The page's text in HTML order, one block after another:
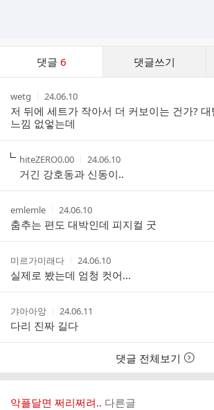
댓글 6 댓글쓰기
트
작
성
자
wetg
작
성
시
간
24.06.10
저 뒤에 세트가 작아서 더 커보이는 건가?
느낌 없엏는데
작
성
자
hiteZERO0.00
작
성
시
간
24.06.10
거긴 강호동과 신동이..
작
성
자
emlemle
작
성
시
간
24.06.10
춤추는 편도 대박인데 피지컬 굿
작
성
자
미르가미래다
작
성
시
간
24.06.10
실제로 봤는데 엄청 컷어...
작
성
자
갸아아앙
작
성
시
간
24.06.11
다리 진짜 길다
댓글 전체보기
악플달면 쩌리쩌려.. 다른글